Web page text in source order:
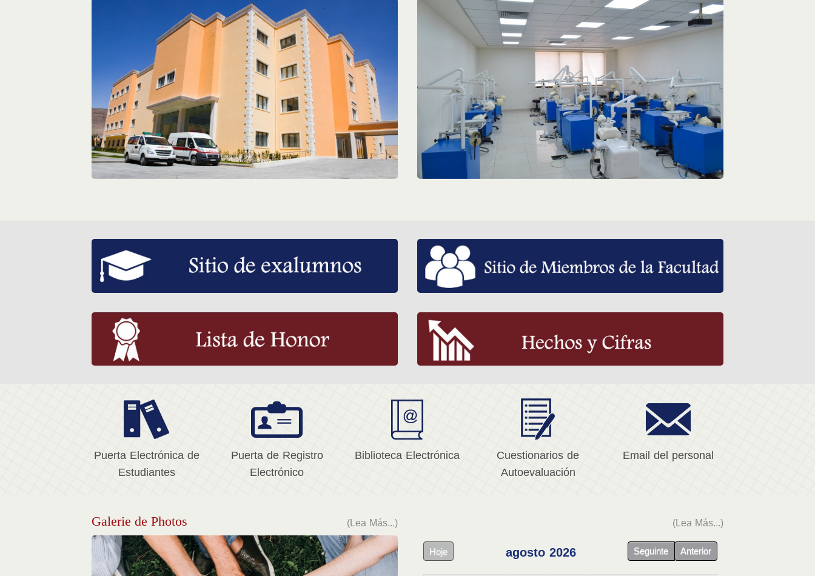
Puerta Electrónica de
Estudiantes
Puerta de Registro
Electrónico
Biblioteca Electrónica
Cuestionarios de
Autoevaluación
Email del personal
Galerie de Photos (Lea Más...) (Lea Más...)